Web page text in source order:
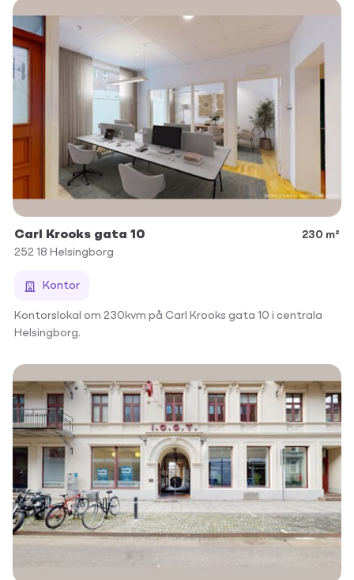
Carl Krooks gata 10
230 m²
252 18 Helsingborg
Kontor
Kontorslokal om 230kvm på Carl Krooks gata 10 i centrala
Helsingborg.